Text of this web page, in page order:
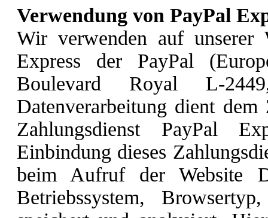
Verwendung von PayPal
Wir verwenden auf unserer
Express der PayPal
Boulevard Royal L-
Datenverarbeitung dient
Zahlungsdienst PayPal
Einbindung dieses
beim Aufruf der Website
Betriebssystem,